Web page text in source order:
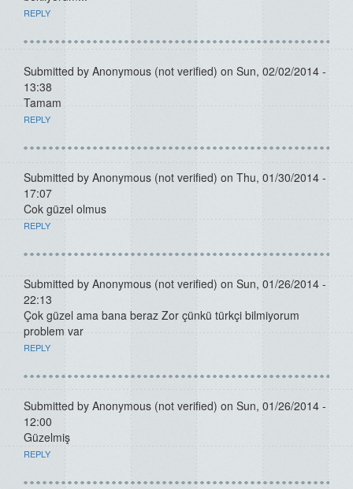
REPLY
Submitted by Anonymous (not verified) on Sun, 02/02/2014 -
13:38
Tamam
REPLY
Submitted by Anonymous (not verified) on Thu, 01/30/2014 -
17:07
Cok güzel olmus
REPLY
Submitted by Anonymous (not verified) on Sun, 01/26/2014 -
22:13
Çok güzel ama bana beraz Zor çünkü türkçi bilmiyorum
problem var
REPLY
Submitted by Anonymous (not verified) on Sun, 01/26/2014 -
12:00
Güzelmiş
REPLY